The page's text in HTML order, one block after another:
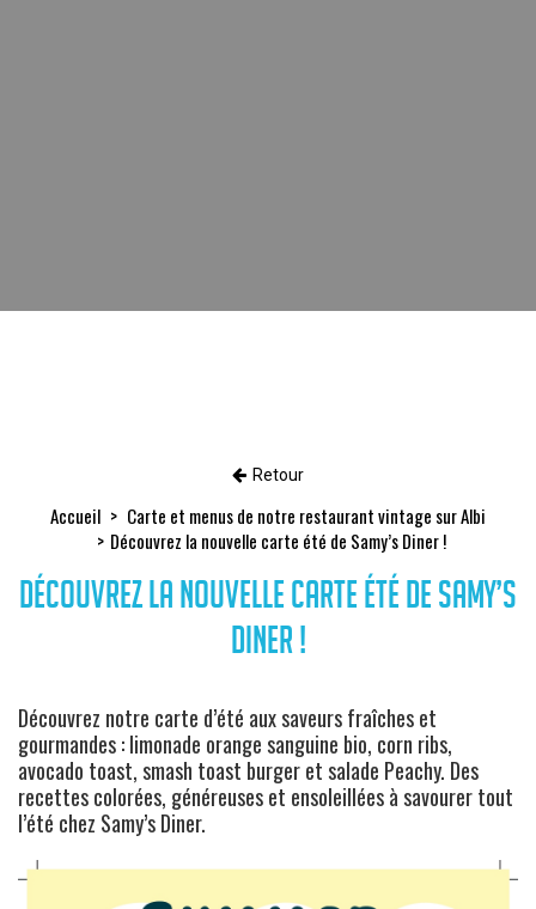
Retour
Accueil
Carte et menus de notre restaurant vintage sur Albi
Découvrez la nouvelle carte été de Samy’s Diner !
Découvrez la nouvelle carte été de Samy’s
Diner !
Découvrez notre carte d’été aux saveurs fraîches et
gourmandes : limonade orange sanguine bio, corn ribs,
avocado toast, smash toast burger et salade Peachy. Des
recettes colorées, généreuses et ensoleillées à savourer tout
l’été chez Samy’s Diner.